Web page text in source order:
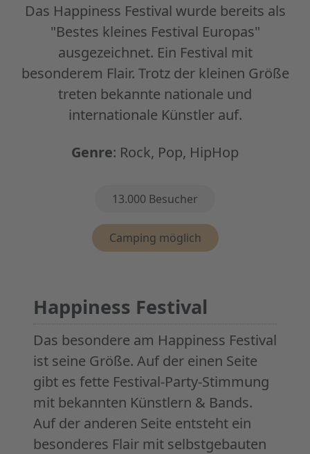
Das Happiness Festival wurde bereits als
"Bestes kleines Festival Europas"
ausgezeichnet. Ein Festival mit
besonderem Flair. Trotz der kleinen Größe
treten bekannte nationale und
internationale Künstler auf.
Genre: Rock, Pop, HipHop
13.000 Besucher
Camping möglich
Happiness Festival
Das besondere am Happiness Festival
ist seine Größe. Auf der einen Seite
gibt es fette Festival-Party-Stimmung
mit bekannten Künstlern & Bands.
Auf der anderen Seite entsteht ein
besonderes Flair mit selbstgebauten